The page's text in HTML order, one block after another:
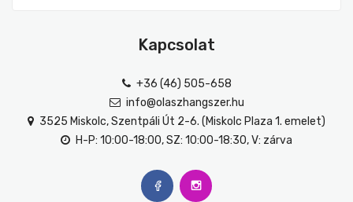
Kapcsolat
+36 (46) 505-658
info@olaszhangszer.hu
3525 Miskolc, Szentpáli Út 2-6. (Miskolc Plaza 1. emelet)
H-P: 10:00-18:00, SZ: 10:00-18:30, V: zárva